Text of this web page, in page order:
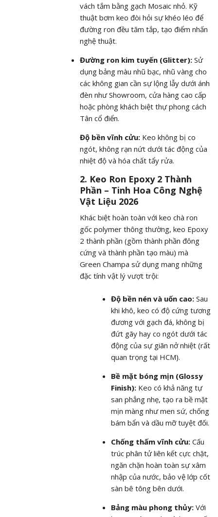
vách tắm bằng gạch Mosaic nhỏ. Kỹ
thuật bơm keo đòi hỏi sự khéo léo để
đường ron đều tăm tắp, tạo điểm nhấn
nghệ thuật.
Đường ron kim tuyến (Glitter):Sử
dụng bảng màu nhũ bạc, nhũ vàng cho
các không gian cần sự lộng lẫy dưới ánh
đèn như Showroom, cửa hàng cao cấp
hoặc phòng khách biệt thự phong cách
Tân cổ điển.
Độ bền vĩnh cửu:Keo không bị co
ngót, không rạn nứt dưới tác động của
nhiệt độ và hóa chất tẩy rửa.
2. Keo Ron Epoxy 2 Thành
Phần – Tinh Hoa Công Nghệ
Vật Liệu 2026
Khác biệt hoàn toàn với keo chà ron
gốc polymer thông thường, keo Epoxy
2 thành phần (gồm thành phần đông
cứng và thành phần tạo màu) mà
Green Champa sử dụng mang những
đặc tính vật lý vượt trội:
Độ bền nén và uốn cao: Sau
khi khô, keo có độ cứng tương
đương với gạch đá, không bị
đứt gãy hay co ngót dưới tác
động của sự giãn nở nhiệt (rất
quan trọng tại HCM).
Bề mặt bóng mịn (Glossy
Finish): Keo có khả năng tự
san phẳng nhẹ, tạo ra bề mặt
mịn màng như men sứ, chống
bám bẩn và dầu mỡ tuyệt đối.
Chống thấm vĩnh cửu: Cấu
trúc phân tử liên kết cực chặt,
ngăn chặn hoàn toàn sự xâm
nhập của nước, bảo vệ lớp cốt
sàn bê tông bên dưới.
Bảng màu phong thủy: Với